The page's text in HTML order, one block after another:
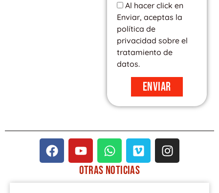
Al hacer click en
Enviar, aceptas la
política de
privacidad sobre el
tratamiento de
datos.
Enviar
F
a
e
Y
o
u
t
W
h
a
t
V
i
m
e
I
n
t
OTRAS NOTICIAS
PÁGINAPÁGINA
PÁGINA
PÁGINA
PÁGINA